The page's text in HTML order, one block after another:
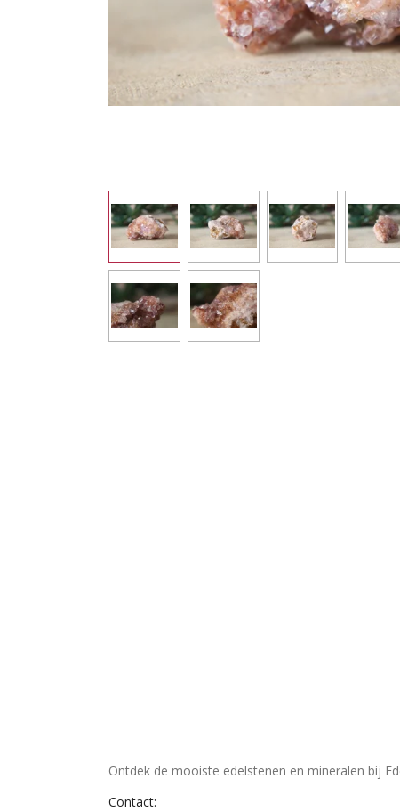
Ontdek de mooiste edelstenen en mineralen bij
Contact: